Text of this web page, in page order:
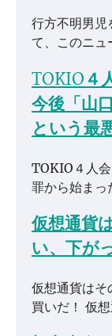
行方不明男児
て、このニ
TOKIO４
今後「山
という最
TOKIO４人
罪から始ま
仮想通貨
い、下が
仮想通貨はそ
買いだ！ 仮